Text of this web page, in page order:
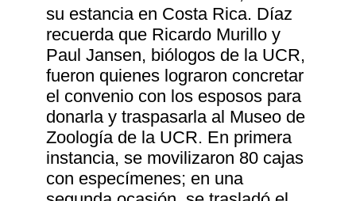
su estancia en Costa Rica. Díaz
recuerda que Ricardo Murillo y
Paul Jansen, biólogos de la UCR,
fueron quienes lograron concretar
el convenio con los esposos para
donarla y traspasarla al Museo de
Zoología de la UCR. En primera
instancia, se movilizaron 80 cajas
con especímenes; en una